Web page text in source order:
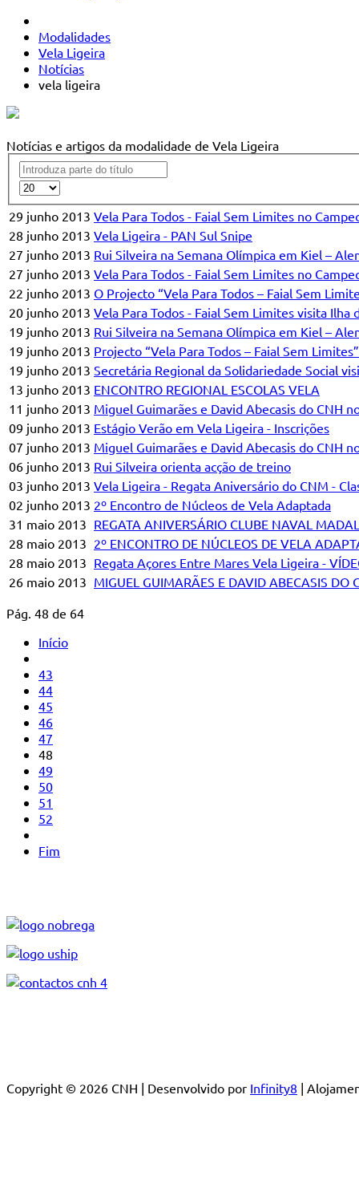
Modalidades
Vela Ligeira
Notícias
vela ligeira
Notícias e artigos da modalidade de Vela Ligeira
29 junho 2013 Vela Para Todos - Faial Sem Limites no
28 junho 2013 Vela Ligeira - PAN Sul Snipe
27 junho 2013 Rui Silveira na Semana Olímpica em Kiel –
27 junho 2013 Vela Para Todos - Faial Sem Limites no
22 junho 2013 O Projecto “Vela Para Todos – Faial Sem
20 junho 2013 Vela Para Todos - Faial Sem Limites visita Ilha
19 junho 2013 Rui Silveira na Semana Olímpica em Kiel –
19 junho 2013 Projecto “Vela Para Todos – Faial Sem
19 junho 2013 Secretária Regional da Solidariedade Social
13 junho 2013 ENCONTRO REGIONAL ESCOLAS VELA
11 junho 2013 Miguel Guimarães e David Abecasis do CNH
09 junho 2013 Estágio Verão em Vela Ligeira - Inscrições
07 junho 2013 Miguel Guimarães e David Abecasis do CNH
06 junho 2013 Rui Silveira orienta acção de treino
03 junho 2013 Vela Ligeira - Regata Aniversário do CNM -
02 junho 2013 2º Encontro de Núcleos de Vela Adaptada
31 maio 2013 REGATA ANIVERSÁRIO CLUBE NAVAL
28 maio 2013 2º ENCONTRO DE NÚCLEOS DE VELA
28 maio 2013 Regata Açores Entre Mares Vela Ligeira -
26 maio 2013 MIGUEL GUIMARÃES E DAVID ABECASIS
Pág. 48 de 64
Início
43
44
45
46
47
48
49
50
51
52
Fim
Copyright © 2026 CNH | Desenvolvido por Infinity8 |